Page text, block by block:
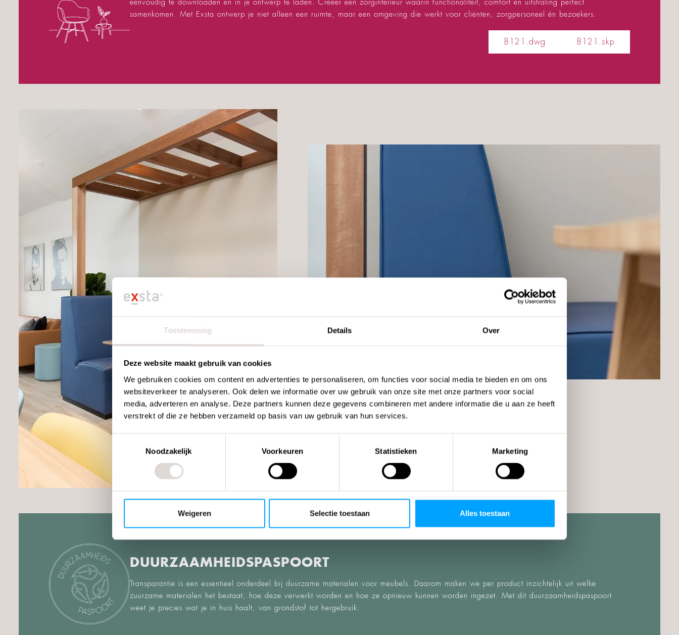
Toestemming Details Over
Deze website maakt gebruik van cookies
We gebruiken cookies om content en advertenties te personaliseren, om functies voor social media te bieden en om ons
websiteverkeer te analyseren. Ook delen we informatie over uw gebruik van onze site met onze partners voor social
media, adverteren en analyse. Deze partners kunnen deze gegevens combineren met andere informatie die u aan ze heeft
verstrekt of die ze hebben verzameld op basis van uw gebruik van hun services.
Noodzakelijk
Voorkeuren Statistieken Marketing
Weigeren Selectie toestaan Alles toestaan
eenvoudig te downloaden en in je ontwerp te laden. Creëer een zorginterieur waarin functionaliteit, comfort en uitstraling perfect
samenkomen. Met Exsta ontwerp je niet alleen een ruimte, maar een omgeving die werkt voor cliënten, zorgpersoneel én bezoekers.
B121.dwg B121.skp
DUURZAAMHEIDSPASPOORT
Transparantie is een essentieel onderdeel bij duurzame materialen voor meubels. Daarom maken we per product inzichtelijk uit welke
zuurzame materialen het bestaat, hoe deze verwerkt worden en hoe ze opnieuw kunnen worden ingezet. Met dit duurzaamheidspaspoort
weet je precies wat je in huis haalt, van grondstof tot hergebruik.